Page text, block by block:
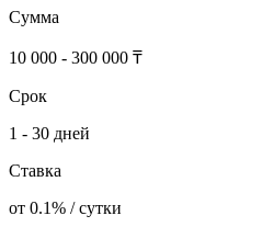
Сумма
10 000 - 300 000 ₸
Срок
1 - 30 дней
Ставка
от 0.1% / сутки